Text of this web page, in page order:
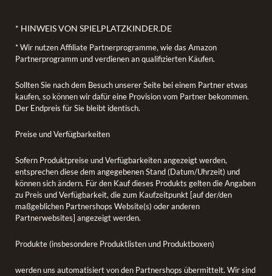
* HINWEIS VON SPIELPLATZKINDER.DE
* Wir nutzen Affiliate Partnerprogramme, wie das Amazon
Partnerprogramm und verdienen an qualifizierten Käufen.
Sollten Sie nach dem Besuch unserer Seite bei einem Partner etwas
kaufen, so können wir dafür eine Provision vom Partner bekommen.
Der Endpreis für Sie bleibt identisch.
Preise und Verfügbarkeiten
Sofern Produktpreise und Verfügbarkeiten angezeigt werden,
entsprechen diese dem angegebenen Stand (Datum/Uhrzeit) und
können sich ändern. Für den Kauf dieses Produkts gelten die Angaben
zu Preis und Verfügbarkeit, die zum Kaufzeitpunkt [auf der/den
maßgeblichen Partnershops Website(s) oder anderen
Partnerwebsites] angezeigt werden.
Produkte (insbesondere Produktlisten und Produktboxen)
werden uns automatisiert von den Partnershops übermittelt. Wir sind